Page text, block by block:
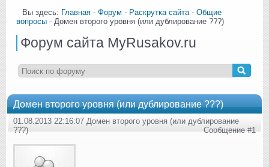
Вы здесь: Главная - Форум - Раскрутка сайта - Общие
вопросы - Домен второго уровня (или дублирование ???)
Форум сайта MyRusakov.ru
Домен второго уровня (или дублирование ???)
01.08.2013 22:16:07 Домен второго уровня (или дублирование
???)
Сообщение #1